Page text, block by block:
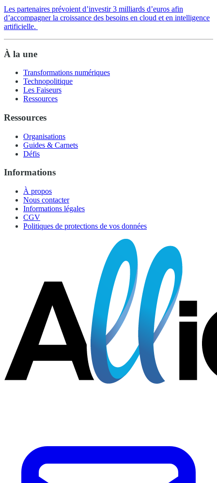
Les partenaires prévoient d’investir 3 milliards d’euros afin
d’accompagner la croissance des besoins en cloud et en intelligence
artificielle.
À la une
Transformations numériques
Technopolitique
Les Faiseurs
Ressources
Ressources
Organisations
Guides & Carnets
Défis
Informations
À propos
Nous contacter
Informations légales
CGV
Politiques de protections de vos données